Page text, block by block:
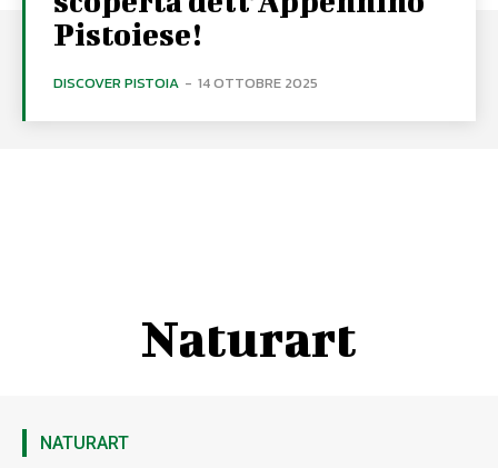
Pistoiese!
DISCOVER PISTOIA - 14 OTTOBRE 2025
Naturart
NATURART